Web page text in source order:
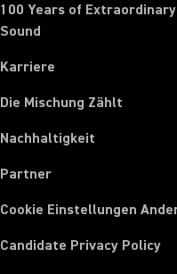
100 Years of Extraordinary
Sound
Karriere
Die Mischung Zählt
Nachhaltigkeit
Partner
Cookie Einstellungen
Candidate Privacy Policy